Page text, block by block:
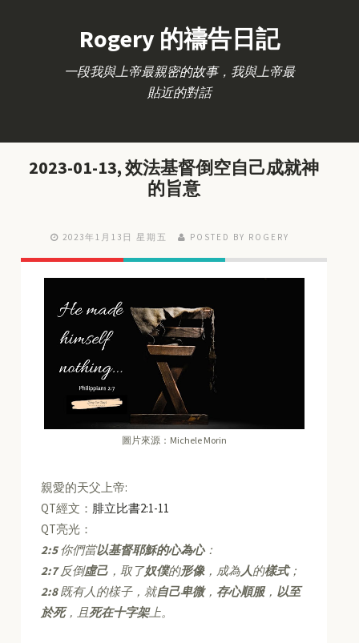
Rogery 的禱告日記
一段我與上帝最親密的故事，我與上帝最
貼近的對話
2023-01-13, 效法基督倒空自己成就神
的旨意
2023年1月13日 星期五 POSTED BY ROGERY
圖片來源：Michele Morin
親愛的天父上帝:
QT經文： 腓立比書2:1-11
QT亮光：
2:5你們當以基督耶穌的心為心：
2:7反倒虛己 ，取了奴僕的形像，成為人的樣式；
2:8既有人的樣子，就自己卑微， 存心順服， 以至
於死，且死在十字架上。